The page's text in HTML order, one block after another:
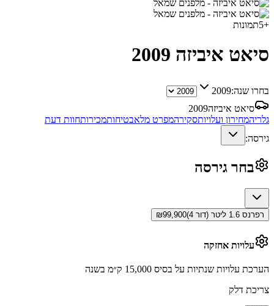
+
5תמונות
סיאט איביזה 2009
בחרו שנה:2009
סיאט איביזה2009
גלריהמחירון ועלויותסקירהמפרט מלאבטיחותמכירותחוות דעת
גירסה:
בחר גירסה
רפרנס 1.6 ליטר (דור 4) ₪99,900
עלויות אחזקה
הערכת עלויות שנתיות על בסיס 15,000 ק״מ בשנה
צריכת דלק